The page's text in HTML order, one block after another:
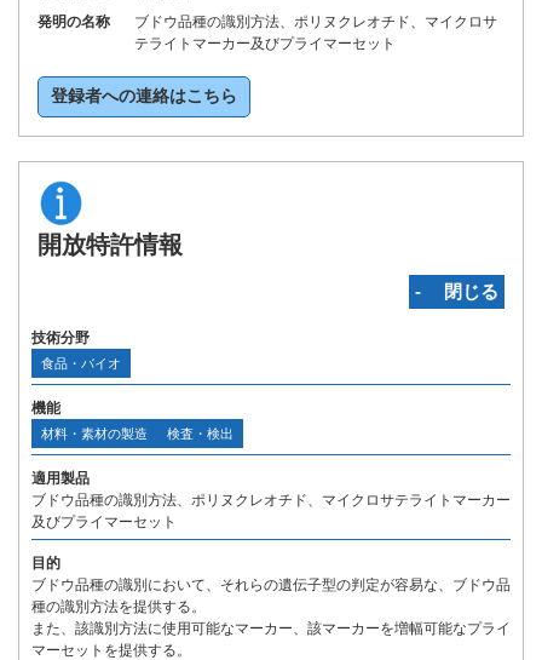
発明の名称
ブドウ品種の識別方法、ポリヌクレオチド、マイクロサ
テライトマーカー及びプライマーセット
登録者への連絡はこちら
開放特許情報
‐ 閉じる
技術分野
食品・バイオ
機能
材料・素材の製造 検査・検出
適用製品
ブドウ品種の識別方法、ポリヌクレオチド、マイクロサテライトマーカー
及びプライマーセット
目的
ブドウ品種の識別において、それらの遺伝子型の判定が容易な、ブドウ品
種の識別方法を提供する。
また、該識別方法に使用可能なマーカー、該マーカーを増幅可能なプライ
マーセットを提供する。